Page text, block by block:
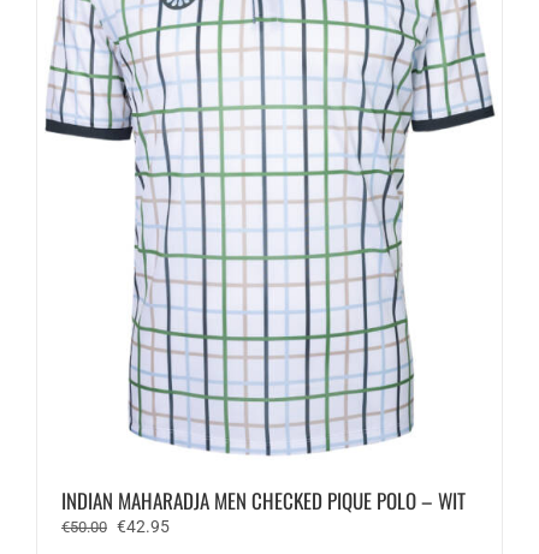
INDIAN MAHARADJA MEN CHECKED PIQUE POLO – WIT
€50.00 Oorspronkelijke
€42.95Huidige